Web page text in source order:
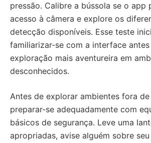
pressão. Calibre a bússola se o app
acesso à câmera e explore os
detecção disponíveis. Esse teste
familiarizar-se com a interface
exploração mais aventureira em
desconhecidos.
Antes de explorar ambientes fora
preparar-se adequadamente com
básicos de segurança. Leve uma
apropriadas, avise alguém sobre